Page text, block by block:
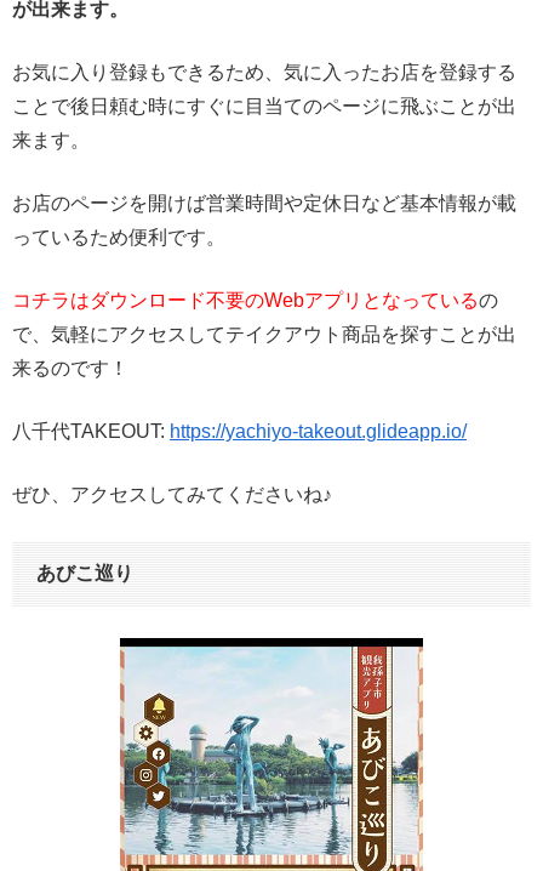
が出来ます。
お気に入り登録もできるため、気に入ったお店を登録する
ことで後日頼む時にすぐに目当てのページに飛ぶことが出
来ます。
お店のページを開けば営業時間や定休日など基本情報が載
っているため便利です。
コチラはダウンロード不要のWebアプリとなっているの
で、気軽にアクセスしてテイクアウト商品を探すことが出
来るのです！
八千代TAKEOUT: https://yachiyo-takeout.glideapp.io/
ぜひ、アクセスしてみてくださいね♪
あびこ巡り